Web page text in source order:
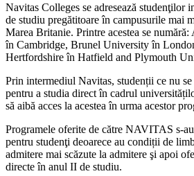
Navitas Colleges se adresează studenţilor
de studiu pregătitoare în campusurile mai
Marea Britanie. Printre acestea se
în Cambridge, Brunel University în
Hertfordshire în Hatfield and Plymouth
Prin intermediul Navitas, studenții ce nu
pentru a studia direct în cadrul
să aibă acces la acestea în urma acestor
Programele oferite de către NAVITAS s-
pentru studenţi deoarece au condiții de
admitere mai scăzute la admitere şi apoi
directe în anul II de studiu.